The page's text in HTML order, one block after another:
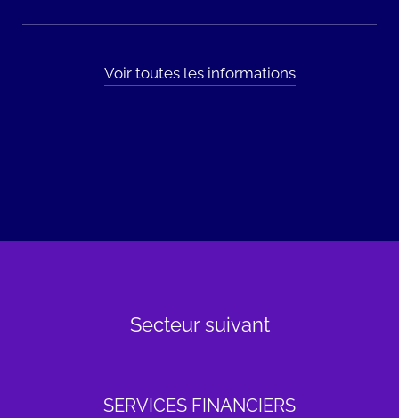
Voir toutes les informations
Secteur suivant
SERVICES FINANCIERS